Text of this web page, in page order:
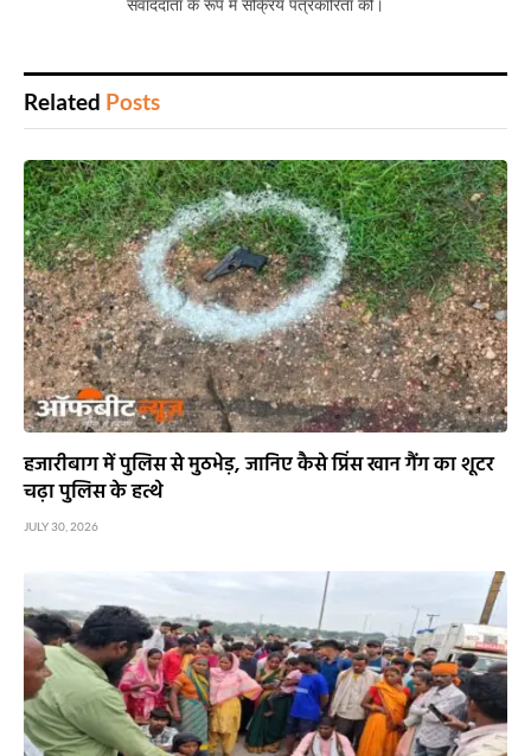
संवाददाता के रूप में सक्रिय पत्रकारिता की।
Related Posts
हजारीबाग में पुलिस से मुठभेड़, जानिए कैसे प्रिंस खान गैंग का शूटर
चढ़ा पुलिस के हत्थे
JULY 30, 2026